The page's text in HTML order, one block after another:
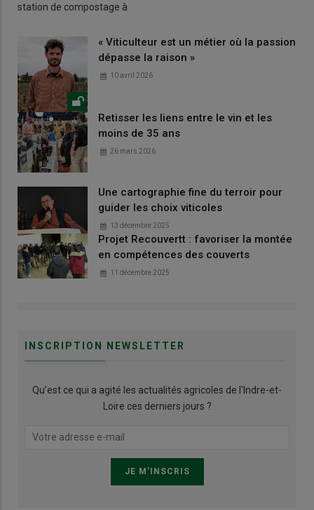
station de compostage à
« Viticulteur est un métier où la passion
dépasse la raison »
10 avril 2026
Retisser les liens entre le vin et les
moins de 35 ans
26 mars 2026
Une cartographie fine du terroir pour
guider les choix viticoles
13 décembre 2025
Projet Recouvertt : favoriser la montée
en compétences des couverts
11 décembre 2025
INSCRIPTION NEWSLETTER
Qu’est ce qui a agité les actualités agricoles de l'Indre-et-
Loire ces derniers jours ?